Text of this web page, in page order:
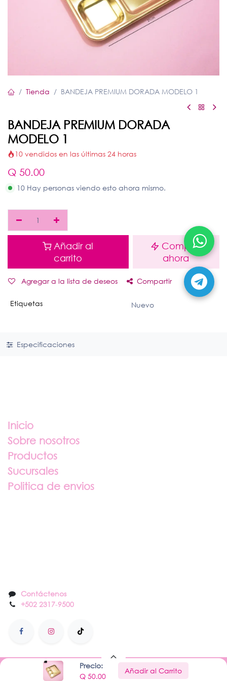
Precio:
Q 50.00
Añadir al Carrito
Tienda BANDEJA PREMIUM DORADA MODELO 1
BANDEJA PREMIUM DORADA
MODELO 1
10 vendidos en las últimas 24 horas
Q 50.00
10 Hay personas viendo esto ahora mismo.
Añadir al
carrito
Comprar
ahora
Agregar a la lista de deseos Compartir
Etiquetas Nuevo
Especificaciones
Inicio
Sobre nosotros
Productos
Sucursales
Politica de envios
Contáctenos
+502 2317-9500
Hecho con
por Nail Center